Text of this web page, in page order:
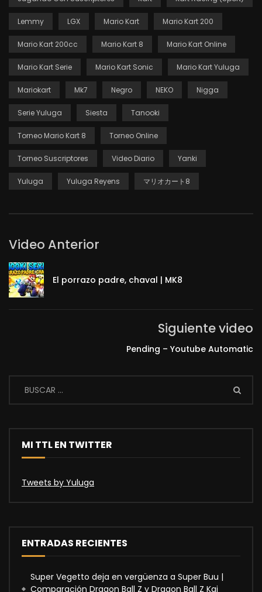
Lemmy LGX Mario Kart Mario Kart 200
Mario Kart 200cc Mario Kart 8 Mario Kart Online
Mario Kart Serie Mario Kart Sonic Mario Kart Yuluga
Mariokart Mk7 Negro NEKO Nigga
Serie Yuluga Siesta Tanooki
Torneo Mario Kart 8 Torneo Online
Torneo Suscriptores Video Diario Yanki
Yuluga Yuluga Reyens マリオカート8
Video Anterior
El porrazo padre, chaval | MK8
Siguiente video
Pending – Youtube Automatic
MI TTL EN TWITTER
Tweets by Yuluga
ENTRADAS RECIENTES
Super Vegetto deja en vergüenza a Super Buu |
Comparación Dragon Ball Z y Dragon Ball Z Kai